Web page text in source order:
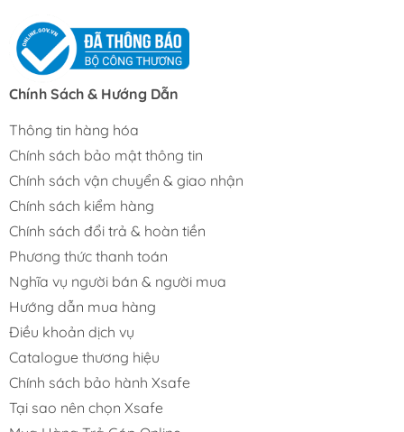
Chính Sách & Hướng Dẫn
Thông tin hàng hóa
Chính sách bảo mật thông tin
Chính sách vận chuyển & giao nhận
Chính sách kiểm hàng
Chính sách đổi trả & hoàn tiền
Phương thức thanh toán
Nghĩa vụ người bán & người mua
Hướng dẫn mua hàng
Điều khoản dịch vụ
Catalogue thương hiệu
Chính sách bảo hành Xsafe
Tại sao nên chọn Xsafe